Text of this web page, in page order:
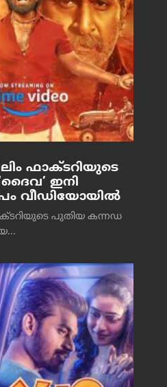
ഫാക്ടറിയുടെ
ഇനി
വീഡിയോയിൽ
പുതിയ കന്നഡ